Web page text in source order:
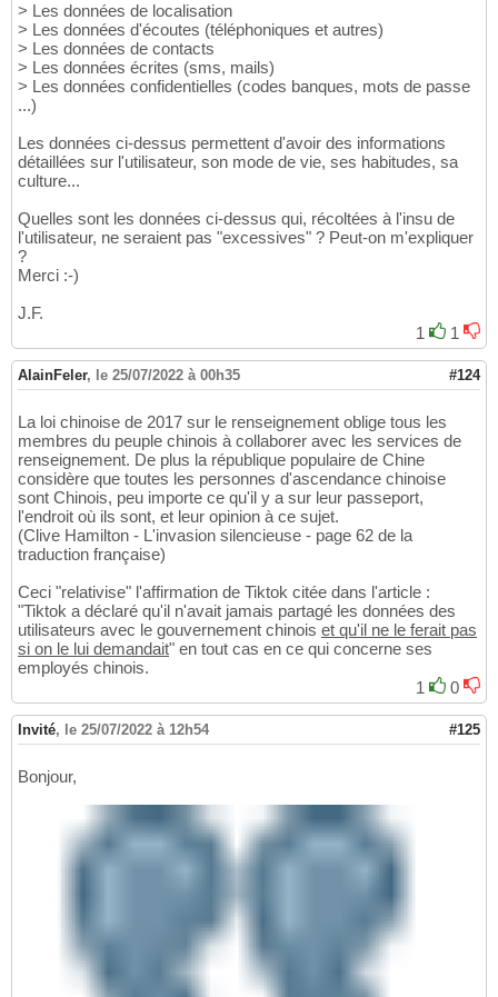
> Les données de localisation
> Les données d'écoutes (téléphoniques et autres)
> Les données de contacts
> Les données écrites (sms, mails)
> Les données confidentielles (codes banques, mots de passe
...)
Les données ci-dessus permettent d'avoir des informations
détaillées sur l'utilisateur, son mode de vie, ses habitudes, sa
culture...
Quelles sont les données ci-dessus qui, récoltées à l'insu de
l'utilisateur, ne seraient pas "excessives" ? Peut-on m'expliquer
?
Merci :-)
J.F.
1
1
AlainFeler, le 25/07/2022 à 00h35 #124
La loi chinoise de 2017 sur le renseignement oblige tous les
membres du peuple chinois à collaborer avec les services de
renseignement. De plus la république populaire de Chine
considère que toutes les personnes d'ascendance chinoise
sont Chinois, peu importe ce qu'il y a sur leur passeport,
l'endroit où ils sont, et leur opinion à ce sujet.
(Clive Hamilton - L'invasion silencieuse - page 62 de la
traduction française)
Ceci "relativise" l'affirmation de Tiktok citée dans l'article :
"Tiktok a déclaré qu'il n'avait jamais partagé les données des
utilisateurs avec le gouvernement chinois et qu'il ne le ferait pas
si on le lui demandait" en tout cas en ce qui concerne ses
employés chinois.
1
0
Invité, le 25/07/2022 à 12h54 #125
Bonjour,